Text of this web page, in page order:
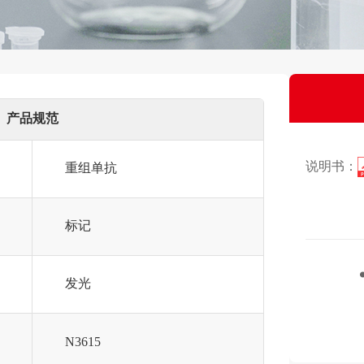
产品规范
重组单抗
标记
发光
N3615
说明书：